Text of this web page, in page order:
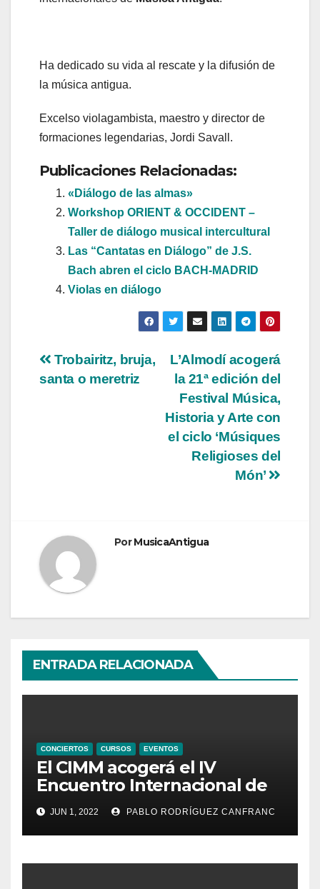
Ha dedicado su vida al rescate y la difusión de
la música antigua.
Excelso violagambista, maestro y director de
formaciones legendarias, Jordi Savall.
Publicaciones Relacionadas:
«Diálogo de las almas»
Workshop ORIENT & OCCIDENT –
Taller de diálogo musical intercultural
Las “Cantatas en Diálogo” de J.S.
Bach abren el ciclo BACH-MADRID
Violas en diálogo
Navegación
L’Almodí acogerá
la 21ª edición del
Festival Música,
Historia y Arte con
el ciclo ‘Músiques
Religioses del
Món’
Trobairitz, bruja,
santa o meretriz
PorMusicaAntigua
ENTRADA RELACIONADA
CONCIERTOS CURSOS EVENTOS
El CIMM acogerá el IV
Encuentro Internacional de
Ministriles
JUN 1, 2022 PABLO RODRÍGUEZ CANFRANC